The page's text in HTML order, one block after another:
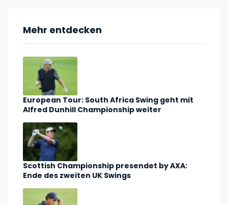
Mehr entdecken
European Tour: South Africa Swing geht mit
Alfred Dunhill Championship weiter
Scottish Championship presendet by AXA:
Ende des zweiten UK Swings